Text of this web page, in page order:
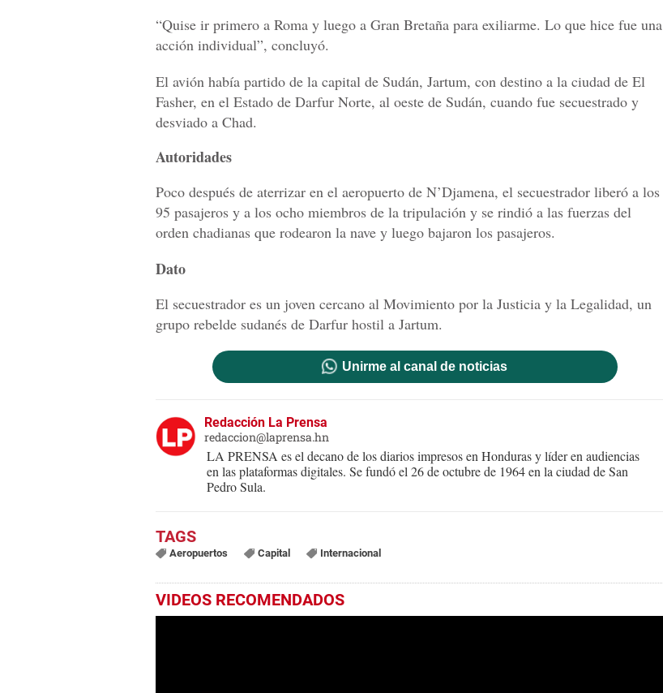
“Quise ir primero a Roma y luego a Gran Bretaña para exiliarme. Lo que hice fue una
acción individual”, concluyó.
El avión había partido de la capital de Sudán, Jartum, con destino a la ciudad de El
Fasher, en el Estado de Darfur Norte, al oeste de Sudán, cuando fue secuestrado y
desviado a Chad.
Autoridades
Poco después de aterrizar en el aeropuerto de N’Djamena, el secuestrador liberó a los
95 pasajeros y a los ocho miembros de la tripulación y se rindió a las fuerzas del
orden chadianas que rodearon la nave y luego bajaron los pasajeros.
Dato
El secuestrador es un joven cercano al Movimiento por la Justicia y la Legalidad, un
grupo rebelde sudanés de Darfur hostil a Jartum.
Unirme al canal de noticias
Redacción La Prensa
redaccion@laprensa.hn
LA PRENSA es el decano de los diarios impresos en Honduras y líder en audiencias
en las plataformas digitales. Se fundó el 26 de octubre de 1964 en la ciudad de San
Pedro Sula.
Aeropuertos Capital Internacional
VIDEOS RECOMENDADOS